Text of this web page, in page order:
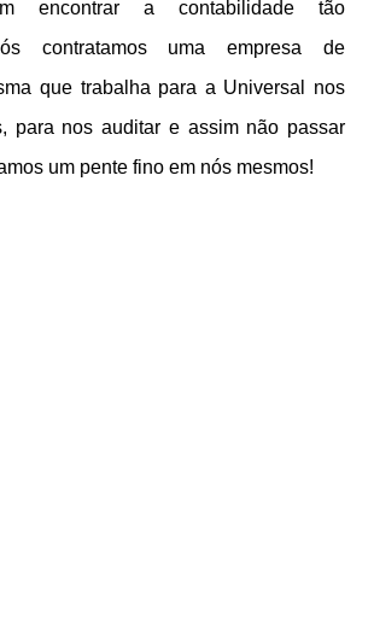
encontrar a contabilidade tão
contratamos uma empresa de
que trabalha para a Universal nos
para nos auditar e assim não passar
um pente fino em nós mesmos!